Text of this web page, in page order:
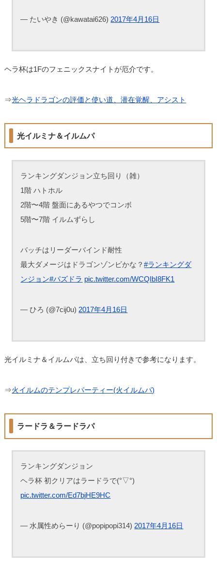
— たいやき (@kawatai626) 2017年4月16日
ヘラ杯は1Fのフェニックスナイトが厄介です。
⇒光ヘラドラゴンの評価と使い道、潜在覚醒、アシスト
光イルミナ＆イルムパ
ランキングダンジョン立ち回り（雑）
1階 ハトホル
2階〜4階 盤面にあるやつでコンボ
5階〜7階 イルムずらし
バッチはリーダーバインド耐性
最大ダメージはドラゴンゾンビかな？#ランキングダ
ンジョン#パズドラ pic.twitter.com/WCQIbI8FK1
— ひろ (@7cij0u) 2017年4月16日
光イルミナ＆イルムパは、立ち回り付きで参考になります。
⇒火イルムのテンプレパーティー(火イルムパ)
ラードラ＆ラードラパ
ランキングダンジョン
ヘラ杯 初クリアはラードラで(°▽°)
pic.twitter.com/Ed7bjHE9HC
— 水属性めらーり (@popipopi314) 2017年4月16日